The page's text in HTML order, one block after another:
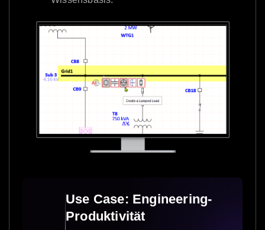
Use Case: Engineering-
Produktivität